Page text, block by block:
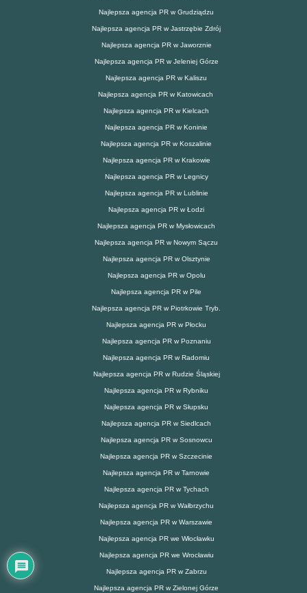
Najlepsza agencja PR w Grudziądzu
Najlepsza agencja PR w Jastrzębie Zdrój
Najlepsza agencja PR w Jaworznie
Najlepsza agencja PR w Jeleniej Górze
Najlepsza agencja PR w Kaliszu
Najlepsza agencja PR w Katowicach
Najlepsza agencja PR w Kielcach
Najlepsza agencja PR w Koninie
Najlepsza agencja PR w Koszalinie
Najlepsza agencja PR w Krakowie
Najlepsza agencja PR w Legnicy
Najlepsza agencja PR w Lublinie
Najlepsza agencja PR w Łodzi
Najlepsza agencja PR w Mysłowicach
Najlepsza agencja PR w Nowym Sączu
Najlepsza agencja PR w Olsztynie
Najlepsza agencja PR w Opolu
Najlepsza agencja PR w Pile
Najlepsza agencja PR w Piotrkowie Tryb.
Najlepsza agencja PR w Płocku
Najlepsza agencja PR w Poznaniu
Najlepsza agencja PR w Radomiu
Najlepsza agencja PR w Rudzie Śląskiej
Najlepsza agencja PR w Rybniku
Najlepsza agencja PR w Słupsku
Najlepsza agencja PR w Siedlcach
Najlepsza agencja PR w Sosnowcu
Najlepsza agencja PR w Szczecinie
Najlepsza agencja PR w Tarnowie
Najlepsza agencja PR w Tychach
Najlepsza agencja PR w Wałbrzychu
Najlepsza agencja PR w Warszawie
Najlepsza agencja PR we Włocławku
Najlepsza agencja PR we Wrocławiu
Najlepsza agencja PR w Zabrzu
Najlepsza agencja PR w Zielonej Górze